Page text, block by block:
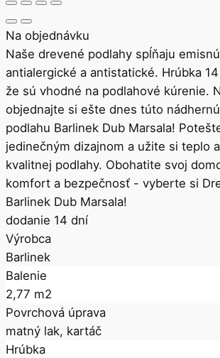
Na objednávku
Naše drevené podlahy spĺňaju
antialergické a antistatické. Hrúbka
že sú vhodné na podlahové kúrenie.
objednajte si ešte dnes túto
podlahu Barlinek Dub Marsala!
jedinečným dizajnom a užite si teplo
kvalitnej podlahy. Obohatite svoj
komfort a bezpečnosť - vyberte si
Barlinek Dub Marsala!
dodanie 14 dní
Výrobca
Barlinek
Balenie
2,77 m2
Povrchová úprava
matný lak, kartáč
Hrúbka